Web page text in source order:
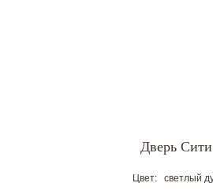
Дверь Сити
Цвет: светлый